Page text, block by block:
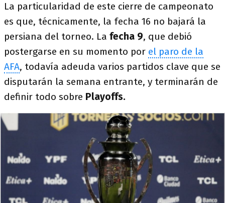
La particularidad de este cierre de campeonato
es que, técnicamente, la fecha 16 no bajará la
persiana del torneo. La fecha 9, que debió
postergarse en su momento por el paro de la
AFA, todavía adeuda varios partidos clave que se
disputarán la semana entrante, y terminarán de
definir todo sobre Playoffs.